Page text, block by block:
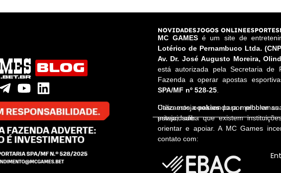
NOVIDADESJOGOS ONLINEESPORTES
MC GAMESé um site de
Lotérico de Pernambuco Ltda.
Av. Dr. José Augusto Moreira,
está autorizada pela Secretaria de
Fazenda a operar apostas
SPA/MF nº 528-25.
Utilizamoscookiespara melhorar
privacidade.
Caso esteja passando por
esteja, saiba que existem
orientar e apoiar. A MC Games
contato com: